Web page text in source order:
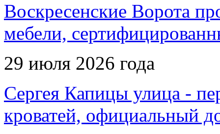
Воскресенские Ворота
мебели,
29 июля 2026 года
Сергея Капицы улица -
кроватей, официальный